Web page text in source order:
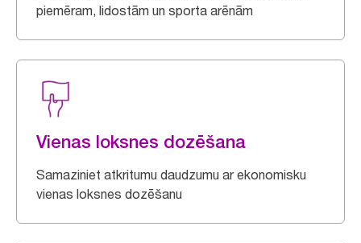
piemēram, lidostām un sporta arēnām
Vienas loksnes dozēšana
Samaziniet atkritumu daudzumu ar ekonomisku
vienas loksnes dozēšanu